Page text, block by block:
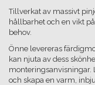
Tillverkat av massivt
hållbarhet och en vikt
behov.
Önne levereras
kan njuta av dess
monteringsanvisningar.
och skapa en varm,